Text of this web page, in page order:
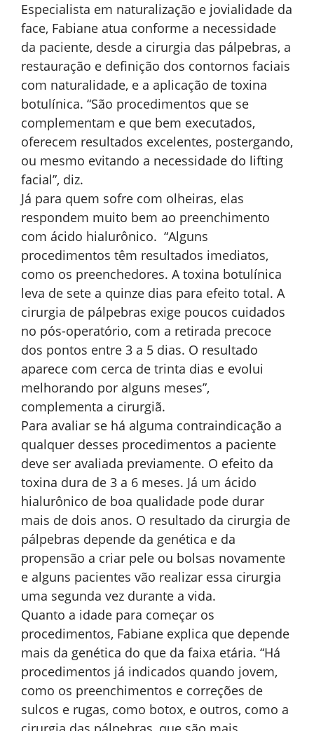
Especialista em naturalização e jovialidade da
face, Fabiane atua conforme a necessidade
da paciente, desde a cirurgia das pálpebras, a
restauração e definição dos contornos faciais
com naturalidade, e a aplicação de toxina
botulínica. “São procedimentos que se
complementam e que bem executados,
oferecem resultados excelentes, postergando,
ou mesmo evitando a necessidade do lifting
facial”, diz.
Já para quem sofre com olheiras, elas
respondem muito bem ao preenchimento
com ácido hialurônico. “Alguns
procedimentos têm resultados imediatos,
como os preenchedores. A toxina botulínica
leva de sete a quinze dias para efeito total. A
cirurgia de pálpebras exige poucos cuidados
no pós-operatório, com a retirada precoce
dos pontos entre 3 a 5 dias. O resultado
aparece com cerca de trinta dias e evolui
melhorando por alguns meses”,
complementa a cirurgiã.
Para avaliar se há alguma contraindicação a
qualquer desses procedimentos a paciente
deve ser avaliada previamente. O efeito da
toxina dura de 3 a 6 meses. Já um ácido
hialurônico de boa qualidade pode durar
mais de dois anos. O resultado da cirurgia de
pálpebras depende da genética e da
propensão a criar pele ou bolsas novamente
e alguns pacientes vão realizar essa cirurgia
uma segunda vez durante a vida.
Quanto a idade para começar os
procedimentos, Fabiane explica que depende
mais da genética do que da faixa etária. “Há
procedimentos já indicados quando jovem,
como os preenchimentos e correções de
sulcos e rugas, como botox, e outros, como a